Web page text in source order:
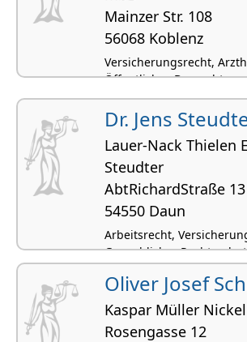
Mainzer Str. 108
56068 Koblenz
Versicherungsrecht,
Öffentliches Baurecht
Dr. Jens
Lauer-Nack Thielen
Steudter
AbtRichardStraße 13
54550 Daun
Arbeitsrecht,
Gewerblicher
Oliver Josef
Kaspar Müller
Rosengasse 12